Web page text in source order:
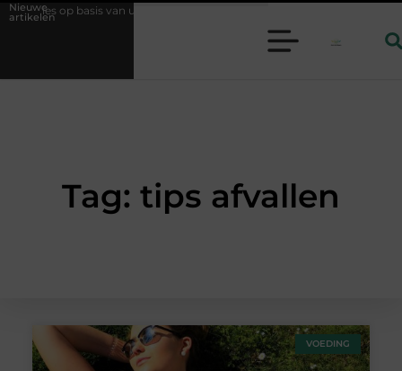
Nieuwe
artikelen
Kies op basis van uw dagelijks leven
Tag: tips afvallen
VOEDING